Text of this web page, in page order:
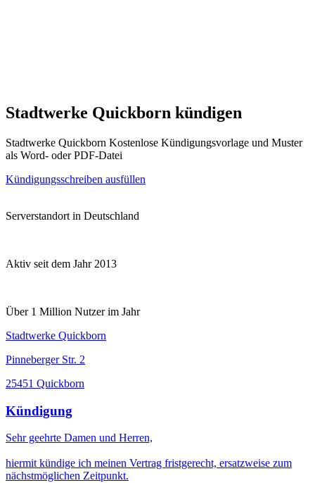
Stadtwerke Quickborn kündigen
Stadtwerke Quickborn Kostenlose Kündigungsvorlage und Muster
als Word- oder PDF-Datei
Kündigungsschreiben ausfüllen
Serverstandort in Deutschland
Aktiv seit dem Jahr 2013
Über 1 Million Nutzer im Jahr
Stadtwerke Quickborn
Pinneberger Str. 2
25451 Quickborn
Kündigung
Sehr geehrte Damen und Herren,
hiermit kündige ich meinen Vertrag fristgerecht, ersatzweise zum
nächstmöglichen Zeitpunkt.